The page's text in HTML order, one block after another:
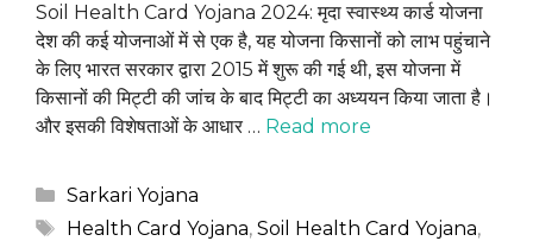
Soil Health Card Yojana 2024: मृदा स्वास्थ्य कार्ड योजना
देश की कई योजनाओं में से एक है, यह योजना किसानों को लाभ पहुंचाने
के लिए भारत सरकार द्वारा 2015 में शुरू की गई थी, इस योजना में
किसानों की मिट्टी की जांच के बाद मिट्टी का अध्ययन किया जाता है।
और इसकी विशेषताओं के आधार … Read more
Categories
Sarkari Yojana
Tags
Health Card Yojana, Soil Health Card Yojana,